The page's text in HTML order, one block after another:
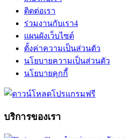
ติดต่อเรา
ร่วมงานกับเรา4
แผนผังเว็บไซต์
ตั้งค่าความเป็นส่วนตัว
นโยบายความเป็นส่วนตัว
นโยบายคุกกี้
บริการของเรา